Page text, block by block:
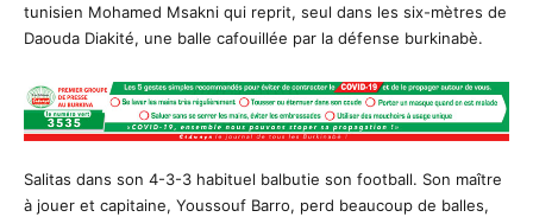
tunisien Mohamed Msakni qui reprit, seul dans les six-mètres de
Daouda Diakité, une balle cafouillée par la défense burkinabè.
Salitas dans son 4-3-3 habituel balbutie son football. Son maître
à jouer et capitaine, Youssouf Barro, perd beaucoup de balles,